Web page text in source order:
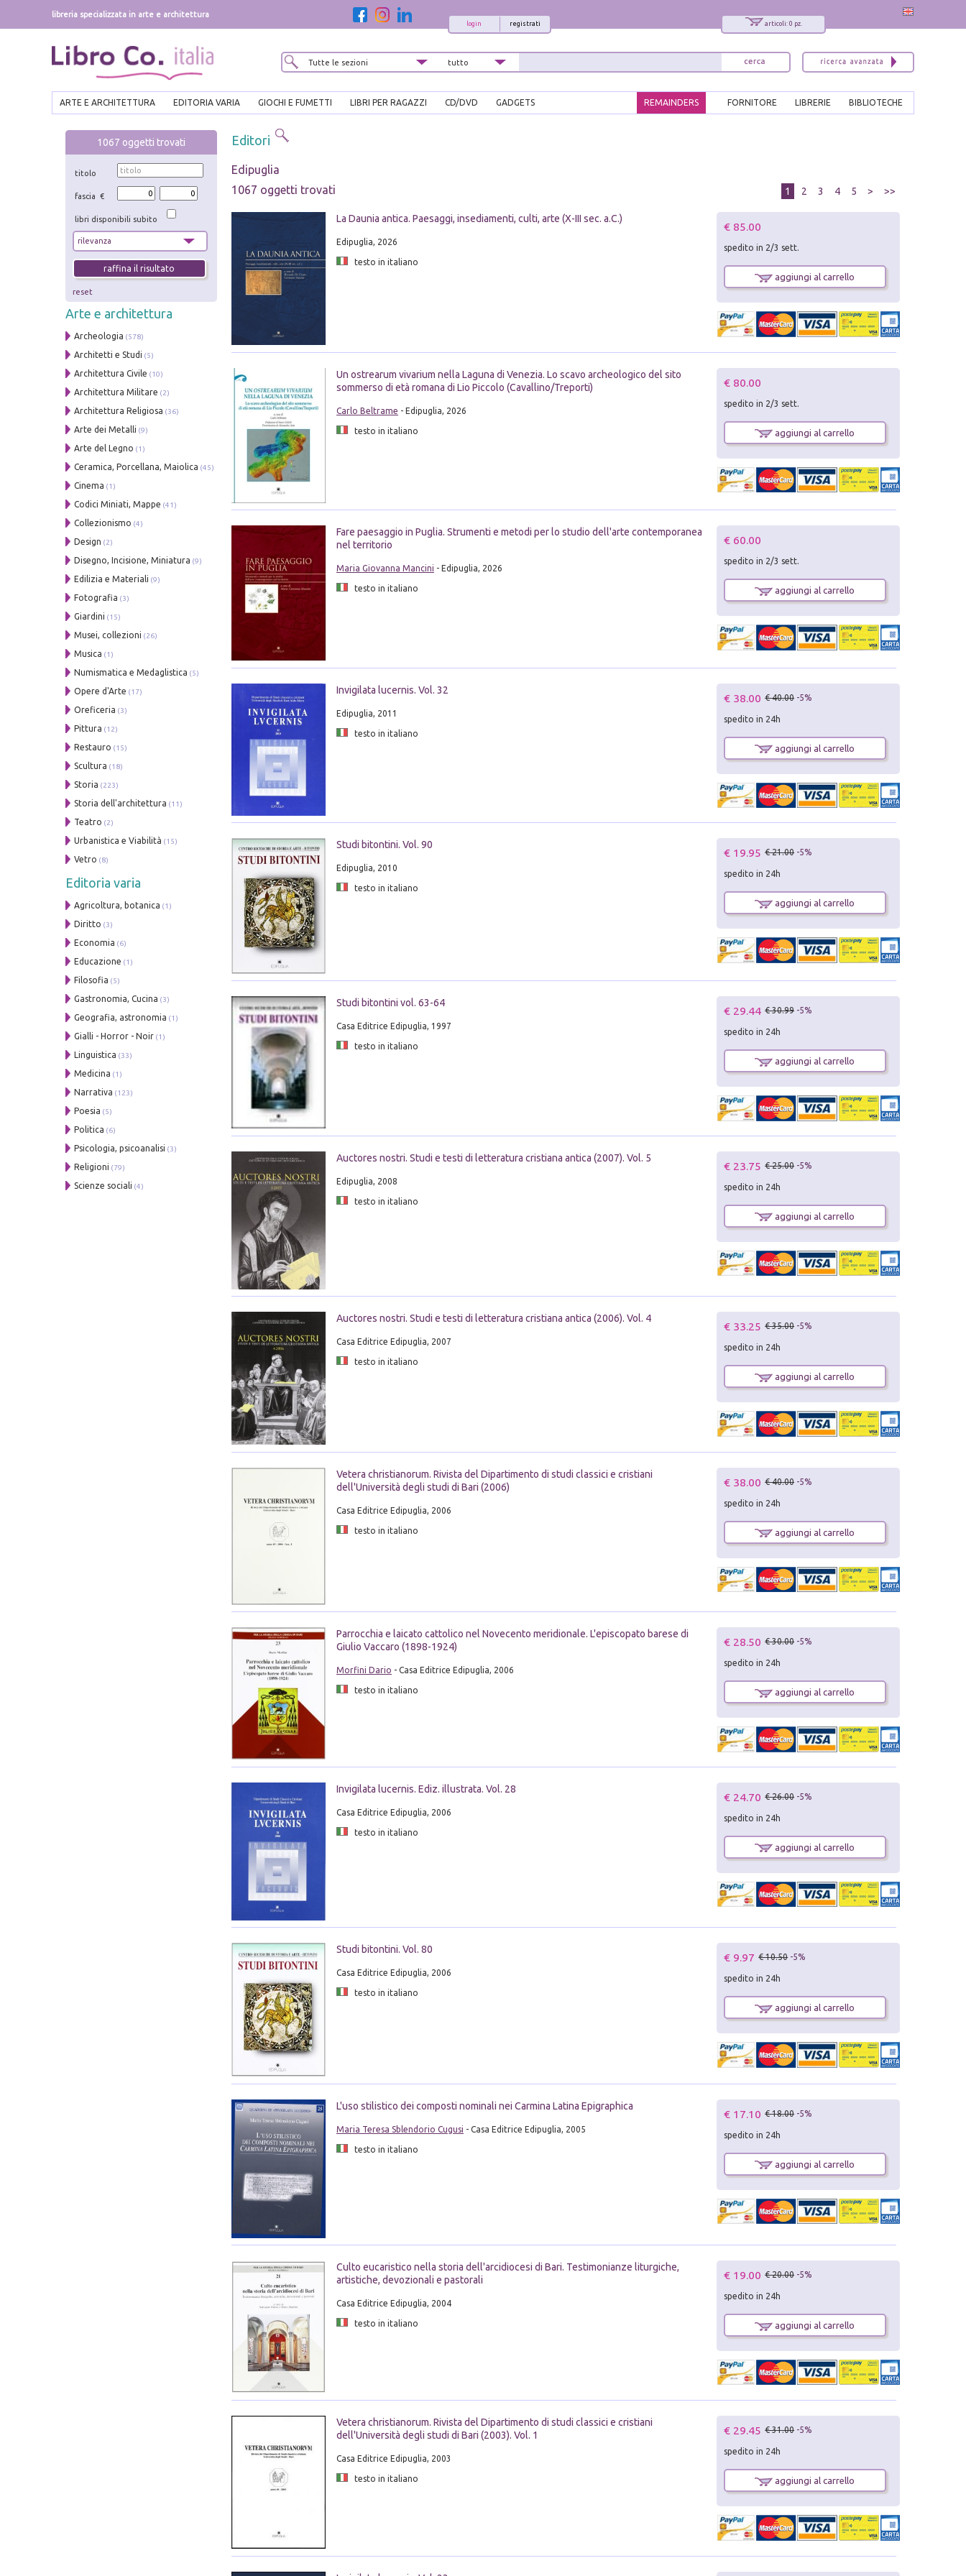
libreria specializzata in arte e architettura
articoli: 0 pz.
registrati
login
ARTE E ARCHITETTURA EDITORIA VARIA GIOCHI E FUMETTI LIBRI PER RAGAZZI CD/DVD GADGETS BIBLIOTECHE
LIBRERIE
FORNITORE
REMAINDERS
1067 oggetti trovati
titolo
fascia €
libri disponibili subito
reset
Arte e architettura
Archeologia (578)
Architetti e Studi (5)
Architettura Civile (10)
Architettura Militare (2)
Architettura Religiosa (36)
Arte dei Metalli (9)
Arte del Legno (1)
Ceramica, Porcellana, Maiolica (45)
Cinema (1)
Codici Miniati, Mappe (41)
Collezionismo (4)
Design (2)
Disegno, Incisione, Miniatura (9)
Edilizia e Materiali (9)
Fotografia (3)
Giardini (15)
Musei, collezioni (26)
Musica (1)
Numismatica e Medaglistica (5)
Opere d'Arte (17)
Oreficeria (3)
Pittura (12)
Restauro (15)
Scultura (18)
Storia (223)
Storia dell'architettura (11)
Teatro (2)
Urbanistica e Viabilità (15)
Vetro (8)
Editoria varia
Agricoltura, botanica (1)
Diritto (3)
Economia (6)
Educazione (1)
Filosofia (5)
Gastronomia, Cucina (3)
Geografia, astronomia (1)
Gialli - Horror - Noir (1)
Linguistica (33)
Medicina (1)
Narrativa (123)
Poesia (5)
Politica (6)
Psicologia, psicoanalisi (3)
Religioni (79)
Scienze sociali (4)
Editori
Edipuglia
1067 oggetti trovati
1 2 3 4 5 > >>
La Daunia antica. Paesaggi, insediamenti, culti, arte (X-III sec. a.C.)
Edipuglia, 2026
testo in italiano
€ 85.00
spedito in 2/3 sett.
aggiungi al carrello
Un ostrearum vivarium nella Laguna di Venezia. Lo scavo archeologico del sito
sommerso di età romana di Lio Piccolo (Cavallino/Treporti)
Carlo Beltrame - Edipuglia, 2026
testo in italiano
€ 80.00
spedito in 2/3 sett.
aggiungi al carrello
Fare paesaggio in Puglia. Strumenti e metodi per lo studio dell'arte contemporanea
nel territorio
Maria Giovanna Mancini - Edipuglia, 2026
testo in italiano
€ 60.00
spedito in 2/3 sett.
aggiungi al carrello
Invigilata lucernis. Vol. 32
Edipuglia, 2011
testo in italiano
€ 38.00 € 40.00 -5%
spedito in 24h
aggiungi al carrello
Studi bitontini. Vol. 90
Edipuglia, 2010
testo in italiano
€ 19.95 € 21.00 -5%
spedito in 24h
aggiungi al carrello
Studi bitontini vol. 63-64
Casa Editrice Edipuglia, 1997
testo in italiano
€ 29.44 € 30.99 -5%
spedito in 24h
aggiungi al carrello
Auctores nostri. Studi e testi di letteratura cristiana antica (2007). Vol. 5
Edipuglia, 2008
testo in italiano
€ 23.75 € 25.00 -5%
spedito in 24h
aggiungi al carrello
Auctores nostri. Studi e testi di letteratura cristiana antica (2006). Vol. 4
Casa Editrice Edipuglia, 2007
testo in italiano
€ 33.25 € 35.00 -5%
spedito in 24h
aggiungi al carrello
Vetera christianorum. Rivista del Dipartimento di studi classici e cristiani
dell'Università degli studi di Bari (2006)
Casa Editrice Edipuglia, 2006
testo in italiano
€ 38.00 € 40.00 -5%
spedito in 24h
aggiungi al carrello
Parrocchia e laicato cattolico nel Novecento meridionale. L'episcopato barese di
Giulio Vaccaro (1898-1924)
Morfini Dario - Casa Editrice Edipuglia, 2006
testo in italiano
€ 28.50 € 30.00 -5%
spedito in 24h
aggiungi al carrello
Invigilata lucernis. Ediz. illustrata. Vol. 28
Casa Editrice Edipuglia, 2006
testo in italiano
€ 24.70 € 26.00 -5%
spedito in 24h
aggiungi al carrello
Studi bitontini. Vol. 80
Casa Editrice Edipuglia, 2006
testo in italiano
€ 9.97 € 10.50 -5%
spedito in 24h
aggiungi al carrello
L'uso stilistico dei composti nominali nei Carmina Latina Epigraphica
Maria Teresa Sblendorio Cugusi - Casa Editrice Edipuglia, 2005
testo in italiano
€ 17.10 € 18.00 -5%
spedito in 24h
aggiungi al carrello
Culto eucaristico nella storia dell'arcidiocesi di Bari. Testimonianze liturgiche,
artistiche, devozionali e pastorali
Casa Editrice Edipuglia, 2004
testo in italiano
€ 19.00 € 20.00 -5%
spedito in 24h
aggiungi al carrello
Vetera christianorum. Rivista del Dipartimento di studi classici e cristiani
dell'Università degli studi di Bari (2003). Vol. 1
Casa Editrice Edipuglia, 2003
testo in italiano
€ 29.45 € 31.00 -5%
spedito in 24h
aggiungi al carrello